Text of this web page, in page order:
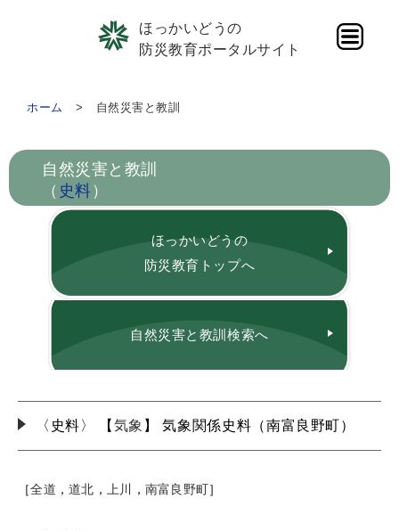
ほっかいどうの
防災教育ポータルサイト
ホーム 自然災害と教訓
自然災害と教訓
（ 史料 ）
ほっかいどうの
防災教育トップへ
自然災害と教訓検索へ
〈史料〉 【 気象 】 気象関係史料（南富良野町）
［全道 ，道北 ， 上川 ， 南富良野町］